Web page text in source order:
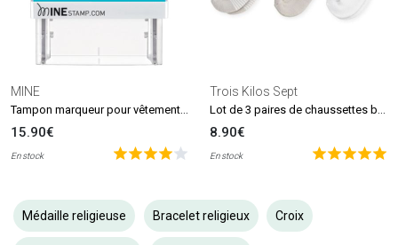
MINE
15.90€
En stock
Trois Kilos Sept
8.90€
En stock
Médaille religieuse Bracelet religieux Croix